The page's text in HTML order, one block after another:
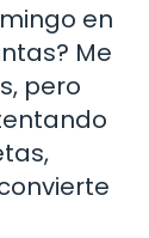
en
Me
pero